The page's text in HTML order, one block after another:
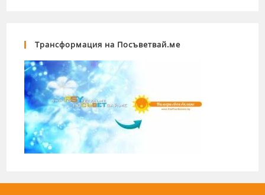
Трансформация на Посъветвай.ме